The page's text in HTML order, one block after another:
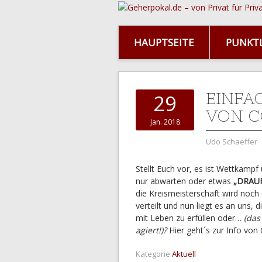
HAUPTSEITE
29
Jan. 2018
VON
Udo Schaeffer
Stellt Euch vor, es ist Wettkampf
nur abwarten oder etwas
die Kreismeisterschaft wird
verteilt und nun liegt es an uns,
mit Leben zu erfüllen oder…
agiert!)?Hier geht´s zur Info von
Kategorie Aktuell